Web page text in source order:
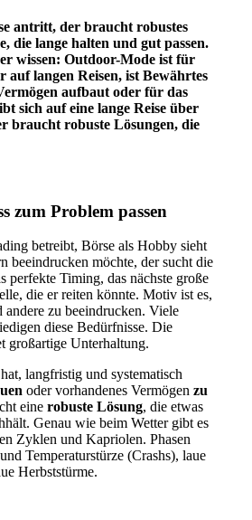
antritt, der braucht robustes
die lange halten und gut passen.
wissen: Outdoor-Mode ist für
auf langen Reisen, ist Bewährtes
aufbaut oder für das
sich auf eine lange Reise über
braucht robuste Lösungen, die
zum Problem passen
betreibt, Börse als Hobby sieht
beeindrucken möchte, der sucht die
perfekte Timing, das nächste große
die er reiten könnte. Motiv ist es,
andere zu beeindrucken. Viele
diese Bedürfnisse. Die
großartige Unterhaltung.
langfristig und systematisch
oder vorhandenes Vermögen zu
einerobuste Lösung, die etwas
Genau wie beim Wetter gibt es
Zyklen und Kapriolen. Phasen
Temperaturstürze (Crashs), laue
Herbststürme.